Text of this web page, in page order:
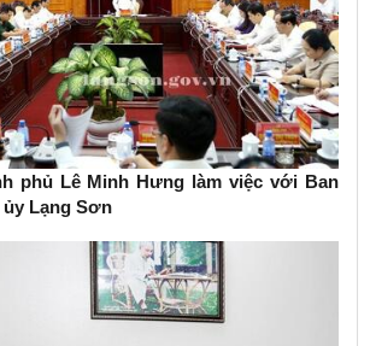
phủ Lê Minh Hưng làm việc với Ban
Lạng Sơn